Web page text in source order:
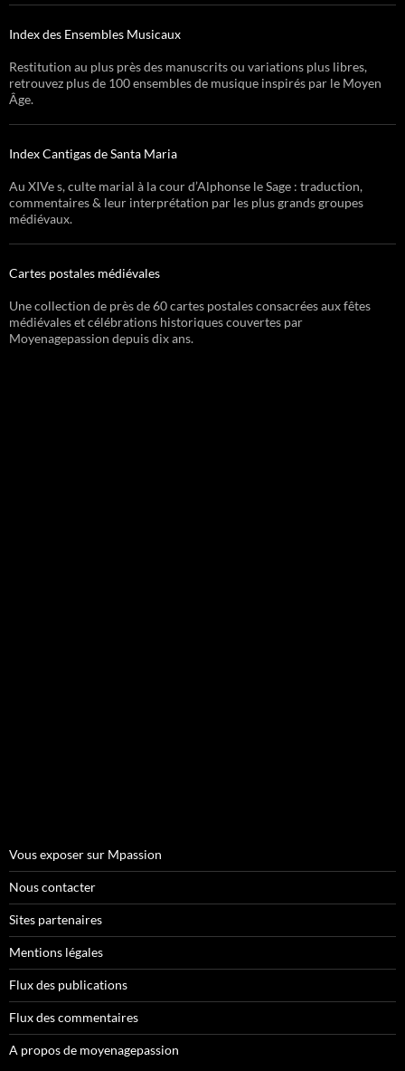
Index des Ensembles Musicaux
Restitution au plus près des manuscrits ou variations plus libres,
retrouvez plus de 100 ensembles de musique inspirés par le Moyen
Âge.
Index Cantigas de Santa Maria
Au XIVe s, culte marial à la cour d’Alphonse le Sage : traduction,
commentaires & leur interprétation par les plus grands groupes
médiévaux.
Cartes postales médiévales
Une collection de près de 60 cartes postales consacrées aux fêtes
médiévales et célébrations historiques couvertes par
Moyenagepassion depuis dix ans.
Vous exposer sur Mpassion
Nous contacter
Sites partenaires
Mentions légales
Flux des publications
Flux des commentaires
A propos de moyenagepassion